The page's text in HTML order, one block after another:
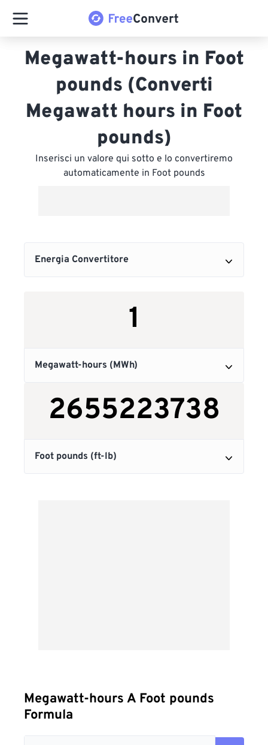
Megawatt-hours in Foot
pounds (Converti
Megawatt hours in Foot
pounds)
Inserisci un valore qui sotto e lo convertiremo
automaticamente in Foot pounds
Megawatt-hours A Foot pounds
Formula